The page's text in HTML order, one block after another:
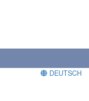
DEUTSCH